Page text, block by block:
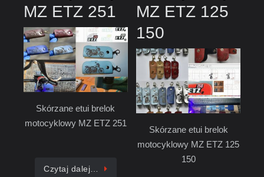
MZ ETZ 251
Skórzane etui brelok
motocyklowy MZ ETZ 251
Czytaj dalej…
MZ ETZ 125
150
Skórzane etui brelok
motocyklowy MZ ETZ 125
150